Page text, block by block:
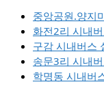
중앙공원.양지
화전2리 시내
구감 시내버스
송문3리 시내
학명동 시내버